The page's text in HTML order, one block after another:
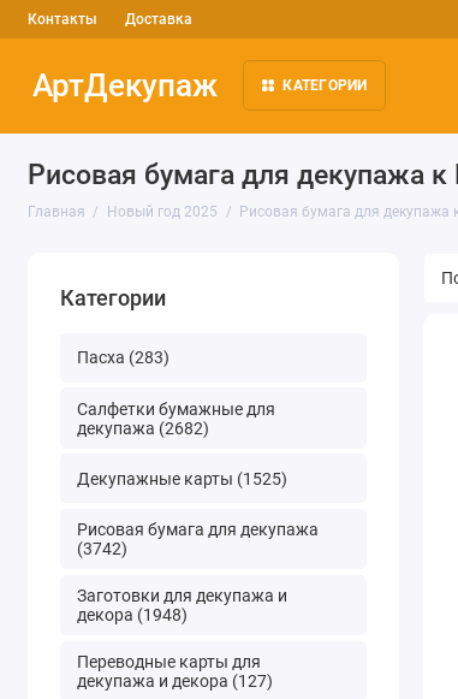
Контакты Доставка
АртДекупаж КАТЕГОРИИ
Рисовая бумага для декупажа
Главная Новый год 2025 Рисовая бумага для декупажа
Категории
Пасха (283)
Салфетки бумажные для
декупажа (2682)
Декупажные карты (1525)
Рисовая бумага для декупажа
(3742)
Заготовки для декупажа и
декора (1948)
Переводные карты для
декупажа и декора (127)